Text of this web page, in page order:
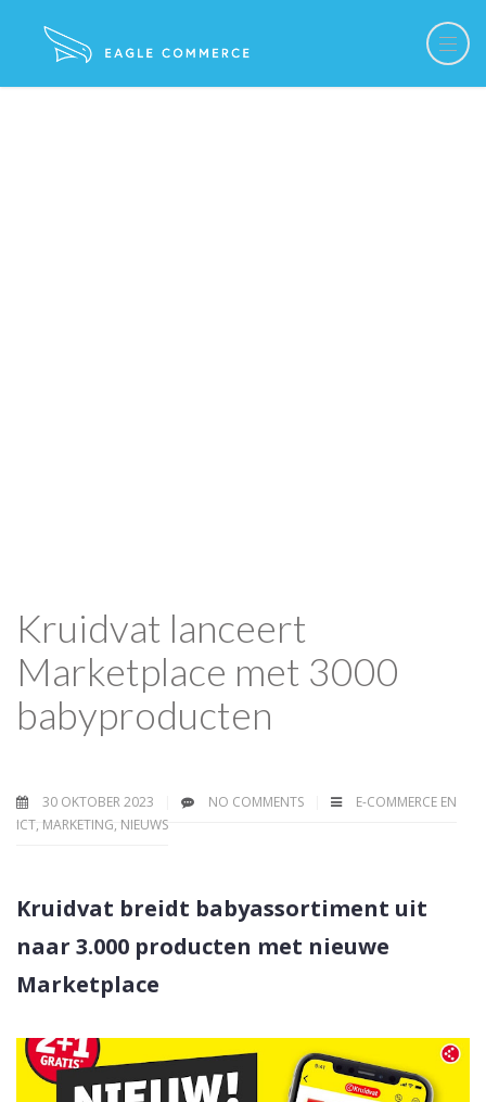
Kruidvat lanceert
Marketplace met 3000
babyproducten
30 OKTOBER 2023 NO COMMENTS
E-COMMERCE EN
ICT, MARKETING, NIEUWS
Kruidvat breidt babyassortiment uit
naar 3.000 producten met nieuwe
Marketplace